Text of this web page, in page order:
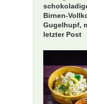
Birnen-
Gugelhupf,
letzter Post